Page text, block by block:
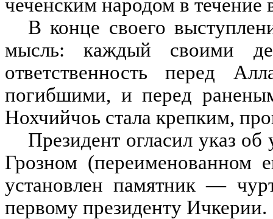
чеченским народом в течение
В конце своего
мысль: каждый своими
ответственность перед
погибшими, и перед
Нохчийчоь стала крепким,
Президент огласил указ
Грозном (переименованном
установлен памятник —
первому президенту Ичкерии.